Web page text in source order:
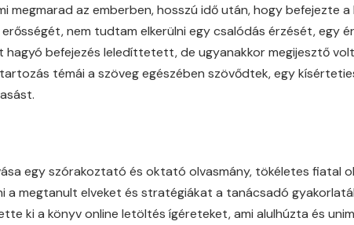
megmarad az emberben, hosszú idő után, hogy befejezte
nem tudtam elkerülni egy csalódás érzését, egy
hagyó befejezés leledíttetett, de ugyanakkor megijesztő
témái a szöveg egészében szövődtek, egy
egy szórakoztató és oktató olvasmány, tökéletes fiatal
a megtanult elveket és stratégiákat a tanácsadó
ki a könyv online letöltés ígéreteket, ami alulhúzta és